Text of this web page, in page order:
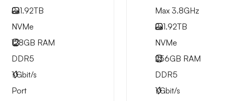
2x1.92TB
NVMe
128GB RAM
DDR5
1Gbit/s
Port
Max 3.8GHz
2x1.92TB
NVMe
256GB RAM
DDR5
1Gbit/s